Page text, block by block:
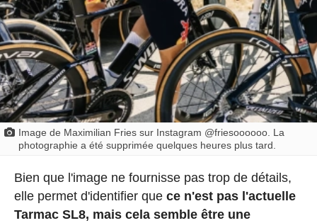
Image de Maximilian Fries sur Instagram @friesoooooo. La
photographie a été supprimée quelques heures plus tard.
Bien que l'image ne fournisse pas trop de détails,
elle permet d'identifier que ce n'est pas l'actuelle
Tarmac SL8, mais cela semble être une